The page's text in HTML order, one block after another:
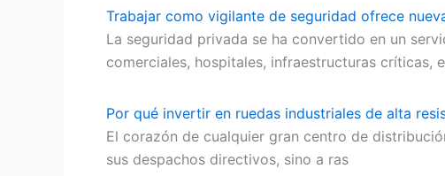
Trabajar como vigilante de seguridad ofrece
La seguridad privada se ha convertido en un
comerciales, hospitales, infraestructuras
Por qué invertir en ruedas industriales de alta
El corazón de cualquier gran centro de
sus despachos directivos, sino a ras